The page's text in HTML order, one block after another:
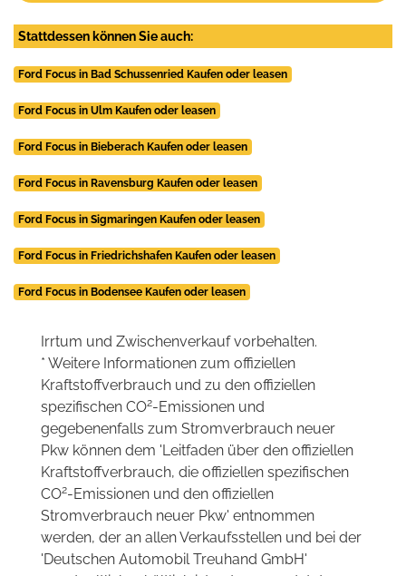
Stattdessen können Sie auch:
Ford Focus in Bad Schussenried Kaufen oder leasen
Ford Focus in Ulm Kaufen oder leasen
Ford Focus in Bieberach Kaufen oder leasen
Ford Focus in Ravensburg Kaufen oder leasen
Ford Focus in Sigmaringen Kaufen oder leasen
Ford Focus in Friedrichshafen Kaufen oder leasen
Ford Focus in Bodensee Kaufen oder leasen
Irrtum und Zwischenverkauf vorbehalten.
* Weitere Informationen zum offiziellen
Kraftstoffverbrauch und zu den offiziellen
spezifischen CO2-Emissionen und
gegebenenfalls zum Stromverbrauch neuer
Pkw können dem 'Leitfaden über den offiziellen
Kraftstoffverbrauch, die offiziellen spezifischen
CO2-Emissionen und den offiziellen
Stromverbrauch neuer Pkw' entnommen
werden, der an allen Verkaufsstellen und bei der
'Deutschen Automobil Treuhand GmbH'